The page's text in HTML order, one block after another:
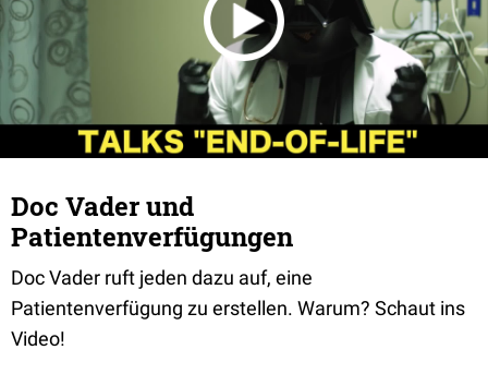
Doc Vader und
Patientenverfügungen
Doc Vader ruft jeden dazu auf, eine
Patientenverfügung zu erstellen. Warum? Schaut ins
Video!